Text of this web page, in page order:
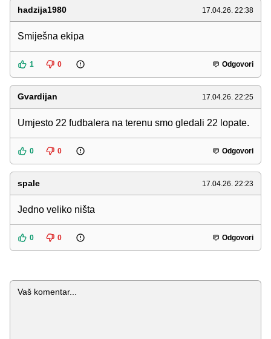
hadzija1980 17.04.26. 22:38
Smiješna ekipa
1 0 Odgovori
Gvardijan 17.04.26. 22:25
Umjesto 22 fudbalera na terenu smo gledali 22 lopate.
0 0 Odgovori
spale 17.04.26. 22:23
Jedno veliko ništa
0 0 Odgovori
Komentar